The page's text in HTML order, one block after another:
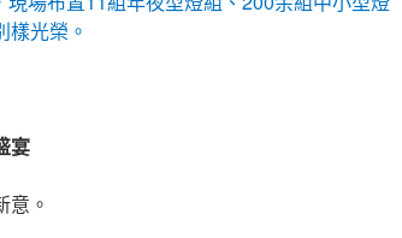
樣光榮。
宴
意。